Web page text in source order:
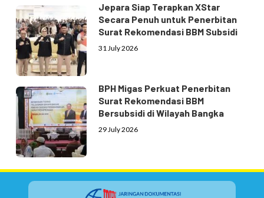
Jepara Siap Terapkan XStar
Secara Penuh untuk Penerbitan
Surat Rekomendasi BBM Subsidi
31 July 2026
BPH Migas Perkuat Penerbitan
Surat Rekomendasi BBM
Bersubsidi di Wilayah Bangka
29 July 2026